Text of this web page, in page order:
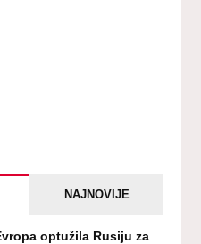
NAJNOVIJE
optužila Rusiju za